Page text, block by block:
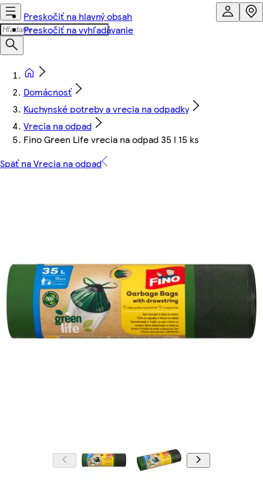
Preskočiť na hlavný obsah
Preskočiť na vyhľadávanie
Domácnosť
Kuchynské potreby a vrecia na odpadky
Vrecia na odpad
Fino Green Life vrecia na odpad 35 l 15 ks
Späť na Vrecia na odpad